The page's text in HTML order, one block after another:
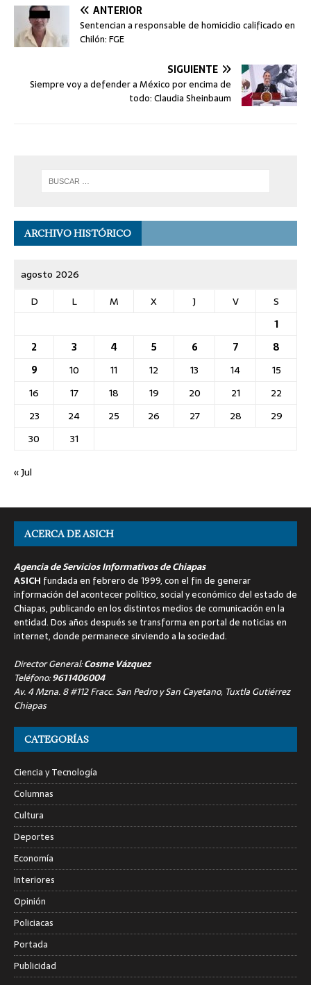
ANTERIOR
Sentencian a responsable de homicidio calificado en
Chilón: FGE
SIGUIENTE
Siempre voy a defender a México por encima de
todo: Claudia Sheinbaum
ARCHIVO HISTÓRICO
agosto 2026
D
L M X J V
S
1
2
3 4 5 6 7
8
9
10 11 12 13 14
15
16
17 18 19 20 21
22
23
24 25 26 27 28
29
30
31
« Jul
ACERCA DE ASICH
Agencia de Servicios Informativos de Chiapas
ASICH fundada en febrero de 1999, con el fin de generar
información del acontecer político, social y económico del estado de
Chiapas, publicando en los distintos medios de comunicación en la
entidad. Dos años después se transforma en portal de noticias en
internet, donde permanece sirviendo a la sociedad.
Director General:Cosme Vázquez
Teléfono:9611406004
Av. 4 Mzna. 8 #112 Fracc. San Pedro y San Cayetano, Tuxtla Gutiérrez
Chiapas
CATEGORÍAS
Ciencia y Tecnología
Columnas
Cultura
Deportes
Economía
Interiores
Opinión
Policiacas
Portada
Publicidad